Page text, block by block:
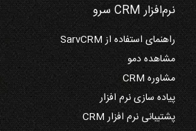
نرم‌افزار CRM سرو
راهنمای استفاده از SarvCRM
مشاهده دمو
مشاوره CRM
پیاده سازی نرم افزار
پشتیبانی نرم افزار CRM